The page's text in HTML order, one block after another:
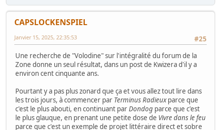
CAPSLOCKENSPIEL
#25
Janvier 15, 2025, 22:35:53
Une recherche de "Volodine" sur l'intégralité du forum de la
Zone donne un seul résultat, dans un post de Kwizera d'il y a
environ cent cinquante ans.
Pourtant y a pas plus zonard que ça et vous allez tout lire dans
les trois jours, à commencer par Terminus Radieuxparce que
c'est le plus abouti, en continuant parDondog parce que c'est
le plus glauque, en prenant une petite dose de Vivre dans le feu
parce que c'est un exemple de projet littéraire direct et sobre